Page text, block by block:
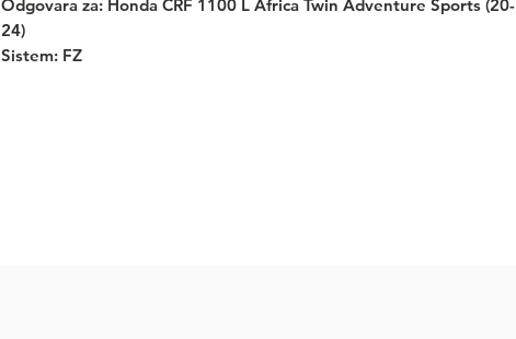
Odgovara za: Honda CRF 1100 L Africa Twin Adventure Sports (20-
24)
Sistem: FZ